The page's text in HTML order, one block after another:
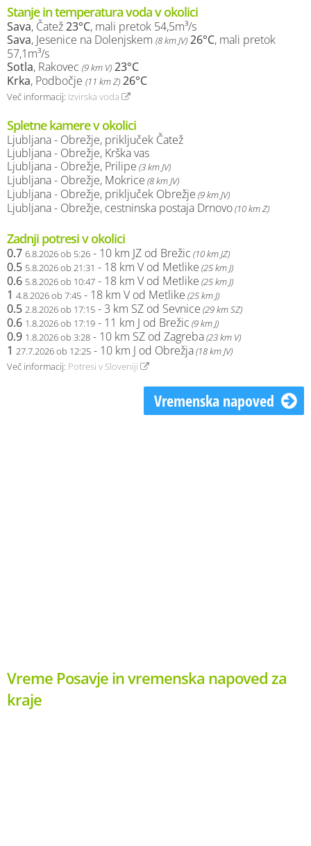
Stanje in temperatura voda v okolici
Sava, Čatež23°C, mali pretok 54,5m³/s
Sava, Jesenice na Dolenjskem (8 km JV) 26°C, mali pretok
57,1m³/s
Sotla, Rakovec (9 km V) 23°C
Krka, Podbočje (11 km Z) 26°C
Več informacij: Izvirska voda
Spletne kamere v okolici
Ljubljana - Obrežje, priključek Čatež
Ljubljana - Obrežje, Krška vas
Ljubljana - Obrežje, Prilipe (3 km JV)
Ljubljana - Obrežje, Mokrice (8 km JV)
Ljubljana - Obrežje, priključek Obrežje (9 km JV)
Ljubljana - Obrežje, cestninska postaja Drnovo(10 km Z)
Zadnji potresi v okolici
0.7 6.8.2026 ob 5:26 - 10 km JZ od Brežic (10 km JZ)
0.5 5.8.2026 ob 21:31 - 18 km V od Metlike (25 km J)
0.6 5.8.2026 ob 10:47 - 18 km V od Metlike (25 km J)
1 4.8.2026 ob 7:45 - 18 km V od Metlike (25 km J)
0.5 2.8.2026 ob 17:15 - 3 km SZ od Sevnice (29 km SZ)
0.6 1.8.2026 ob 17:19 - 11 km J od Brežic (9 km J)
0.9 1.8.2026 ob 3:28 - 10 km SZ od Zagreba(23 km V)
1 27.7.2026 ob 12:25 - 10 km J od Obrežja(18 km JV)
Več informacij: Potresi v Sloveniji
Vremenska napoved
Vreme Posavje in vremenska napoved za
kraje